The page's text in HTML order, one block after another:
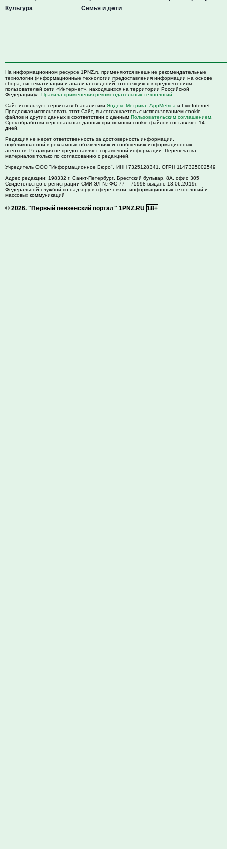
Культура
Семья и дети
На информационном ресурсе 1PNZ.ru применяются внешние рекомендательные
технологии (информационные технологии предоставления информации на основе
сбора, систематизации и анализа сведений, относящихся к предпочтениям
пользователей сети «Интернет», находящихся на территории Российской
Федерации)». Правила применения рекомендательных технологий
Сайт использует сервисы веб-аналитики Яндекс Метрика AppMetrica и LiveInternet.
Продолжая использовать этот Сайт, вы соглашаетесь с использованием cookie-
файлов и других данных в соответствии с данным Пользовательским соглашением
Срок обработки персональных данных при помощи cookie-файлов составляет 14
дней.
Редакция не несет ответственность за достоверность информации,
опубликованной в рекламных объявлениях и сообщениях информационных
агентств. Редакция не предоставляет справочной информации. Перепечатка
материалов только по согласованию с редакцией.
Учредитель ООО "Информационное Бюро". ИНН 7325128341, ОГРН 1147325002549
Адрес редакции: 198332 г. Санкт-Петербург, Брестский бульвар, 8А, офис 305
Свидетельство о регистрации СМИ ЭЛ № ФС 77 – 75998 выдано 13.06.2019г.
Федеральной службой по надзору в сфере связи, информационных технологий и
массовых коммуникаций
© 2026. "Первый пензенский портал" 1PNZ.RU 18+